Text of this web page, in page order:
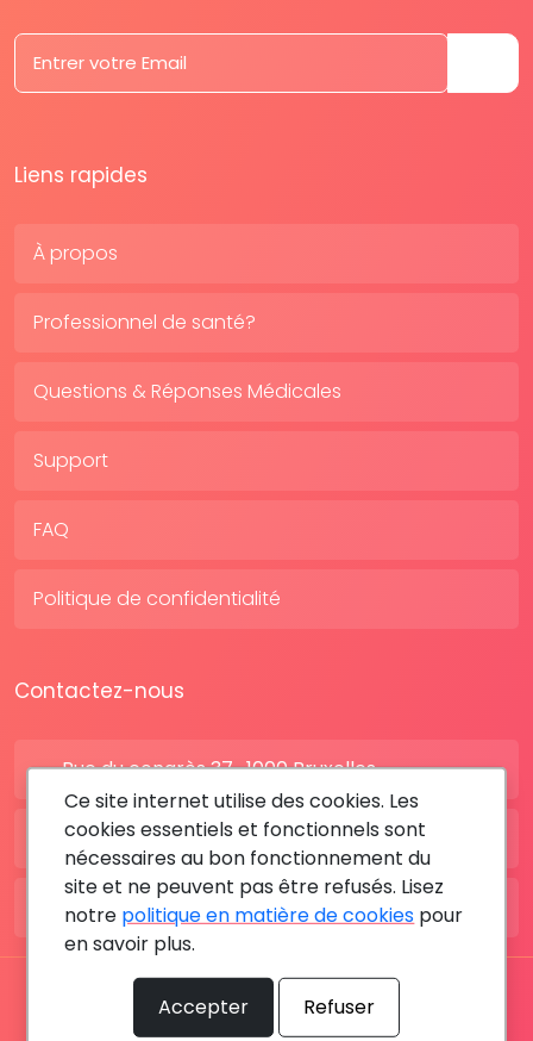
Liens rapides
À propos
Professionnel de santé?
Questions & Réponses Médicales
Support
FAQ
Politique de confidentialité
Contactez-nous
Rue du congrès 37 , 1000 Bruxelles
BE: +32 28080227
FR: +33 183642895
Tous les droits sont réservés © 2026 RDV MÉDICAL By
MediaSatCom
Ce site internet utilise des cookies. Les
cookies essentiels et fonctionnels sont
nécessaires au bon fonctionnement du
site et ne peuvent pas être refusés. Lisez
notre politique en matière de cookies pour
en savoir plus.
Accepter Refuser